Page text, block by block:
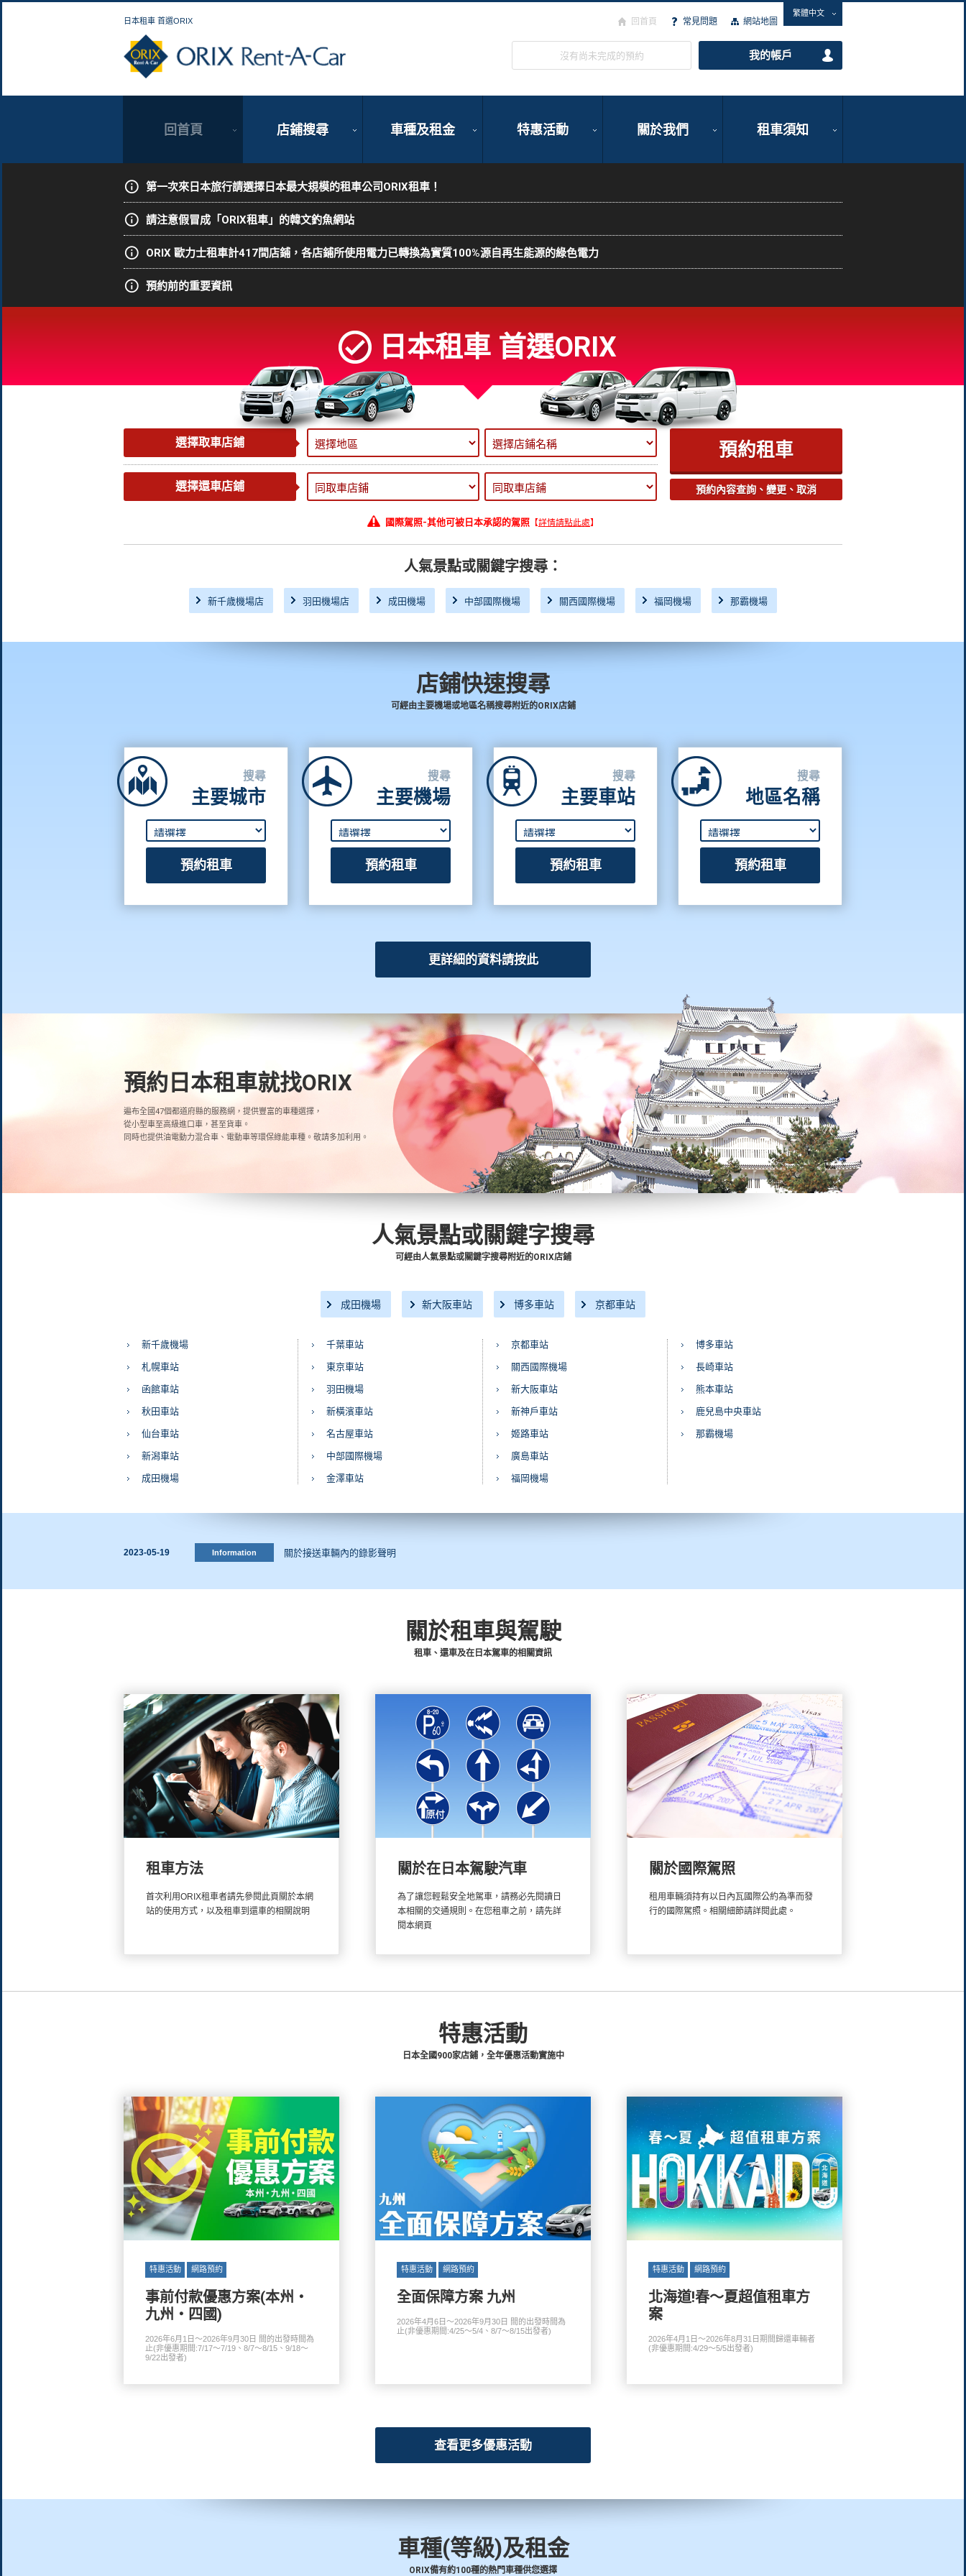
日本租車 首選ORIX 回首頁 常見問題 網站地圖
繁體中文
沒有尚未完成的預約 我的帳戶
回首頁 店鋪搜尋 車種及租金 特惠活動 關於我們 租車須知
第一次來日本旅行請選擇日本最大規模的租車公司ORIX租車！
請注意假冒成「ORIX租車」的韓文釣魚網站
ORIX 歐力士租車計417間店鋪，各店鋪所使用電力已轉換為實質100%源自再生能源的綠色電力
預約前的重要資訊
日本租車 首選ORIX
選擇取車店鋪
選擇還車店鋪 預約內容查詢、變更、取消
國際駕照-其他可被日本承認的駕照 【詳情請點此處】
人氣景點或關鍵字搜尋：
新千歳機場店 羽田機場店 成田機場 中部國際機場 關西國際機場 福岡機場 那霸機場
店鋪快速搜尋
可經由主要機場或地區名稱搜尋附近的ORIX店鋪
搜尋
主要城市
搜尋
主要機場
搜尋
主要車站
搜尋
地區名稱
更詳細的資料請按此
預約日本租車就找ORIX
遍布全國47個都道府縣的服務網，提供豐富的車種選擇，
從小型車至高級進口車，甚至貨車。
同時也提供油電動力混合車、電動車等環保綠能車種。敬請多加利用。
人氣景點或關鍵字搜尋
可經由人氣景點或關鍵字搜尋附近的ORIX店鋪
成田機場 新大阪車站 博多車站 京都車站
新千歲機場
札幌車站
函館車站
秋田車站
仙台車站
新潟車站
成田機場
千葉車站
東京車站
羽田機場
新橫濱車站
名古屋車站
中部國際機場
金澤車站
京都車站
關西國際機場
新大阪車站
新神戶車站
姬路車站
廣島車站
福岡機場
博多車站
長崎車站
熊本車站
鹿兒島中央車站
那霸機場
2023-05-19 Information 關於接送車輛內的錄影聲明
請注意假冒成「ORIX租車」的韓文釣魚網站關於租車與駕駛
租車、還車及在日本駕車的相關資訊
租車方法
首次利用ORIX租車者請先參閱此頁關於本網
站的使用方式，以及租車到還車的相關說明
關於在日本駕駛汽車
為了讓您輕鬆安全地駕車，請務必先閱讀日
本相關的交通規則。在您租車之前，請先詳
閱本網頁
關於國際駕照
租用車輛須持有以日內瓦國際公約為準而發
行的國際駕照。相關細節請詳閱此處。
特惠活動
日本全國900家店鋪，全年優惠活動實施中
特惠活動 網路預約
事前付款優惠方案(本州・
九州・四國)
2026年6月1日～2026年9月30日 間的出發時間為
止(非優惠期間:7/17～7/19、8/7～8/15、9/18～
9/22出發者)
特惠活動 網路預約
全面保障方案 九州
2026年4月6日～2026年9月30日 間的出發時間為
止(非優惠期間:4/25～5/4、8/7～8/15出發者)
特惠活動 網路預約
北海道!春～夏超值租車方
案
2026年4月1日～2026年8月31日期間歸還車輛者
(非優惠期間:4/29～5/5出發者)
查看更多優惠活動
車種(等級)及租金
ORIX備有約100種的熱門車種供您選擇